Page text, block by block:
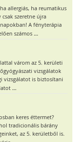
allergiás, ha reumatikus
szeretne újra
A fényterápia
számos ...
várom az 5. kerületi
vizsgálatok
vizsgálatot is biztosítani
...
keres éttermet?
tradicionális bárány
az 5. kerületből is.